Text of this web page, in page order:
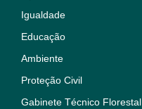
Igualdade
Educação
Ambiente
Proteção Civil
Gabinete Técnico Florestal